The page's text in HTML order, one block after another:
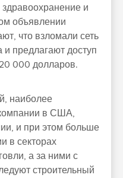
и
объявлении
что взломали сеть
и предлагают доступ
000 долларов.
наиболее
в США,
и при этом больше
в секторах
а за ними с
строительный